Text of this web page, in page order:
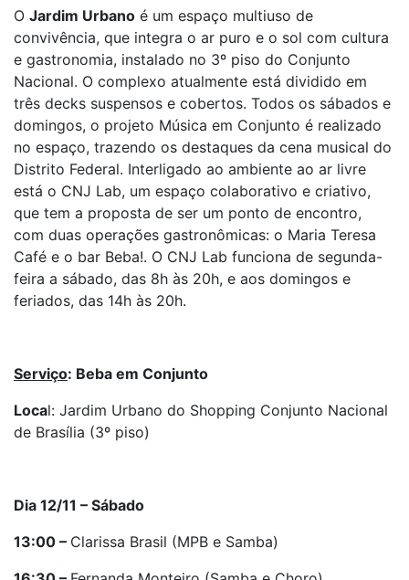
O Jardim Urbano é um espaço multiuso de
convivência, que integra o ar puro e o sol com cultura
e gastronomia, instalado no 3º piso do Conjunto
Nacional. O complexo atualmente está dividido em
três decks suspensos e cobertos. Todos os sábados e
domingos, o projeto Música em Conjunto é realizado
no espaço, trazendo os destaques da cena musical do
Distrito Federal. Interligado ao ambiente ao ar livre
está o CNJ Lab, um espaço colaborativo e criativo,
que tem a proposta de ser um ponto de encontro,
com duas operações gastronômicas: o Maria Teresa
Café e o bar Beba!. O CNJ Lab funciona de segunda-
feira a sábado, das 8h às 20h, e aos domingos e
feriados, das 14h às 20h.
Serviço: Beba em Conjunto
Local: Jardim Urbano do Shopping Conjunto Nacional
de Brasília (3º piso)
Dia 12/11 – Sábado
13:00 – Clarissa Brasil (MPB e Samba)